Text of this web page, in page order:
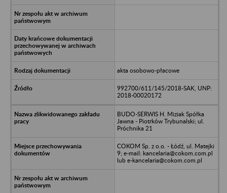
akta osobowo-płacowe
992700/611/145/2018-SAK, UNP:
2018-00020172
BUDO-SERWIS H. Miziak Spółka
Jawna - Piotrków Trybunalski; ul.
Próchnika 21
COKOM Sp. z o.o. - Łódź, ul. Matejki
9; e-mail: kancelaria@cokom.com.pl
lub e-kancelaria@cokom.com.pl